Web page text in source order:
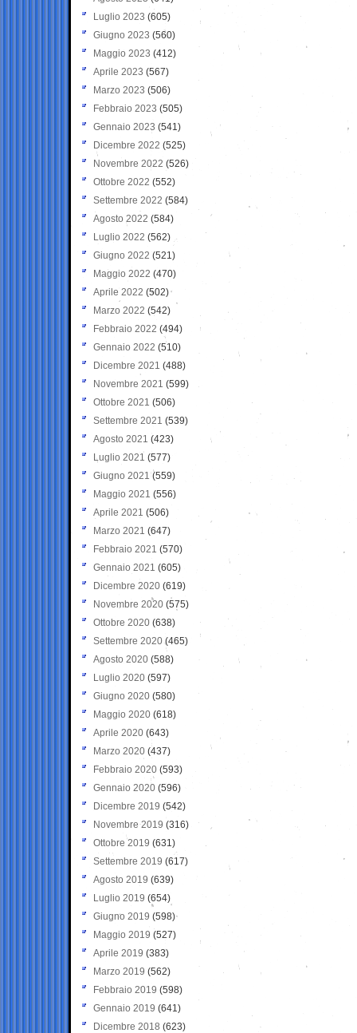
Luglio 2023 (605)
Giugno 2023 (560)
Maggio 2023 (412)
Aprile 2023 (567)
Marzo 2023 (506)
Febbraio 2023 (505)
Gennaio 2023 (541)
Dicembre 2022 (525)
Novembre 2022 (526)
Ottobre 2022 (552)
Settembre 2022 (584)
Agosto 2022 (584)
Luglio 2022 (562)
Giugno 2022 (521)
Maggio 2022 (470)
Aprile 2022 (502)
Marzo 2022 (542)
Febbraio 2022 (494)
Gennaio 2022 (510)
Dicembre 2021 (488)
Novembre 2021 (599)
Ottobre 2021 (506)
Settembre 2021 (539)
Agosto 2021 (423)
Luglio 2021 (577)
Giugno 2021(559)
Maggio 2021 (556)
Aprile 2021 (506)
Marzo 2021 (647)
Febbraio 2021 (570)
Gennaio 2021 (605)
Dicembre 2020 (619)
Novembre 2020 (575)
Ottobre 2020 (638)
Settembre 2020(465)
Agosto 2020 (588)
Luglio 2020 (597)
Giugno 2020 (580)
Maggio 2020 (618)
Aprile 2020 (643)
Marzo 2020 (437)
Febbraio 2020 (593)
Gennaio 2020 (596)
Dicembre 2019 (542)
Novembre 2019 (316)
Ottobre 2019 (631)
Settembre 2019 (617)
Agosto 2019 (639)
Luglio 2019 (654)
Giugno 2019 (598)
Maggio 2019 (527)
Aprile 2019 (383)
Marzo 2019 (562)
Febbraio 2019 (598)
Gennaio 2019 (641)
Dicembre 2018 (623)